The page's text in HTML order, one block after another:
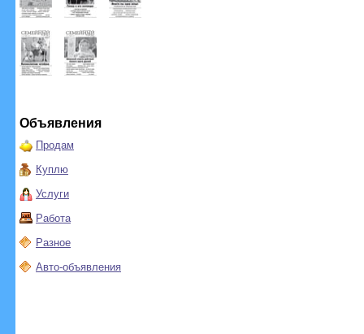
Объявления
Продам
Куплю
Услуги
Работа
Разное
Авто-объявления